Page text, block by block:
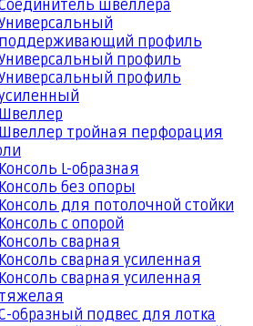
швеллера
поддерживающий профиль
профиль
профиль
Швеллер
Швеллер тройная перфорация
Консоль L-образная
Консоль без опоры
Консоль для потолочной стойки
Консоль с опорой
Консоль сварная
Консоль сварная усиленная
Консоль сварная усиленная
тяжелая
образный подвес для лотка